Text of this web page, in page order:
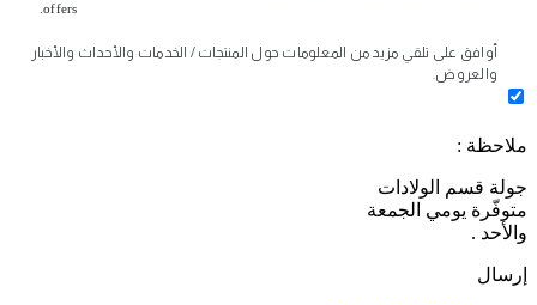
offers.
أوافق على تلقي مزيد من المعلومات حول المنتجات / الخدمات والأحداث والأخبار
والعروض.
ملاحظة :
جولة قسم الولادات
متوفّرة يومي الجمعة
والأحد .
إرسال